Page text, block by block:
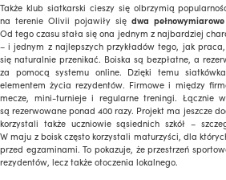
Także klub siatkarski cieszy się olbrzymią
na terenie Olivii pojawiły się dwa
Od tego czasu stała się ona jednym z najbardziej
– i jednym z najlepszych przykładów tego, jak
się naturalnie przenikać. Boiska są bezpłatne, a
za pomocą systemu online. Dzięki temu
elementem życia rezydentów. Firmowe i między
mecze, mini-turnieje i regularne treningi. Łącznie
są rezerwowane ponad 400 razy. Projekt ma jeszcze
korzystali także uczniowie sąsiednich szkół –
W maju z boisk często korzystali maturzyści, dla
przed egzaminami. To pokazuje, że przestrzeń
rezydentów, lecz także otoczenia lokalnego.